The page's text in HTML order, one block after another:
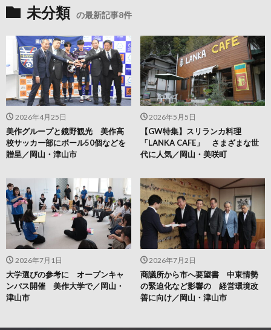
未分類 の最新記事8件
2026年7月2日
商議所から市へ要望書 中東情勢
の緊迫化など影響の 経営環境改
善に向け／岡山・津山市
2026年7月1日
大学選びの参考に オープンキャ
ンパス開催 美作大学で／岡山・
津山市
2026年5月5日
【GW特集】スリランカ料理
「LANKA CAFE」 さまざまな世
代に人気／岡山・美咲町
2026年4月25日
美作グループと鏡野観光 美作高
校サッカー部にボール50個などを
贈呈／岡山・津山市